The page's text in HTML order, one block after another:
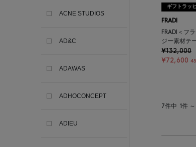
ACNE STUDIOS
AD&C
ADAWAS
ADHOCONCEPT
ADIEU
ギフトラッ
FRADI
FRADI＜フ
ジー素材テ
¥132,000
¥72,600
7件中 1件